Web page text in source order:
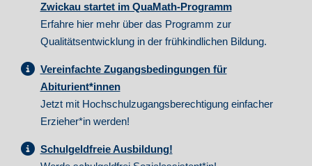
Zwickau startet im QuaMath-Programm
Erfahre hier mehr über das Programm zur
Qualitätsentwicklung in der frühkindlichen Bildung.
Vereinfachte Zugangsbedingungen für
Abiturient*innen
Jetzt mit Hochschulzugangsberechtigung einfacher
Erzieher*in werden!
Schulgeldfreie Ausbildung!